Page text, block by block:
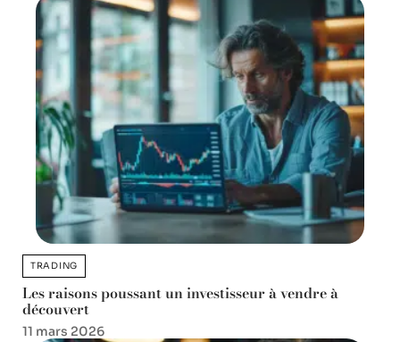
TRADING
Les raisons poussant un investisseur à vendre à
découvert
11 mars 2026